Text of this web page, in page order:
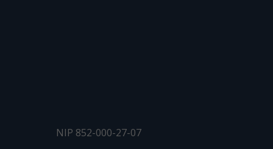
NIP 852-000-27-07